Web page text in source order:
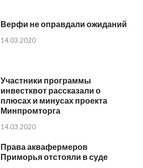
Верфи не оправдали ожиданий
14.03.2020
Участники программы
инвестквот рассказали о
плюсах и минусах проекта
Минпромторга
14.03.2020
Права аквафермеров
Приморья отстояли в суде